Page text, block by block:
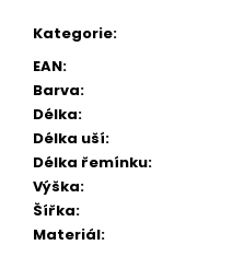
Kategorie:
EAN:
Barva:
Délka:
Délka uší:
Délka řemínku:
Výška:
Šířka:
Materiál: